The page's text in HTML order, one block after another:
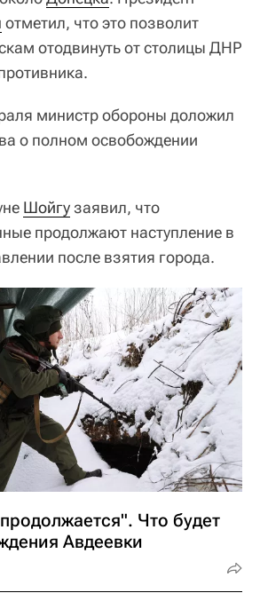
отметил, что это позволит
отодвинуть от столицы ДНР
министр обороны доложил
о полном освобождении
Шойгузаявил, что
продолжают наступление в
после взятия города.
Что будет
Авдеевки